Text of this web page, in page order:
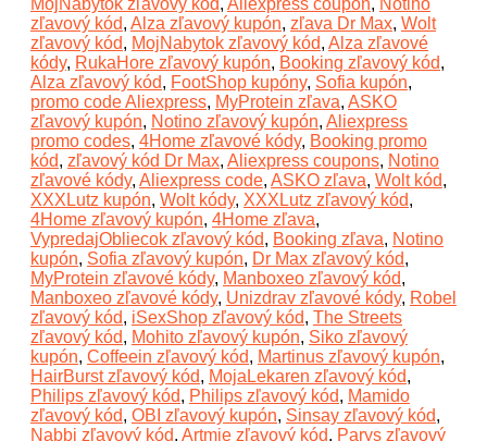
zľavový kód, Alza zľavový kupón, zľava Dr Max, Wolt
zľavový kód, MojNabytok zľavový kód, Alza zľavové
kódy, RukaHore zľavový kupón, Booking zľavový kód,
Alza zľavový kód, FootShop kupóny, Sofia kupón,
promo code Aliexpress, MyProtein zľava, ASKO
zľavový kupón, Notino zľavový kupón, Aliexpress
promo codes, 4Home zľavové kódy, Booking promo
kód, zľavový kód Dr Max, Aliexpress coupons, Notino
zľavové kódy, Aliexpress code, ASKO zľava, Wolt kód,
XXXLutz kupón, Wolt kódy, XXXLutz zľavový kód,
4Home zľavový kupón, 4Home zľava,
VypredajObliecok zľavový kód, Booking zľava, Notino
kupón, Sofia zľavový kupón, Dr Max zľavový kód,
MyProtein zľavové kódy, Manboxeo zľavový kód,
Manboxeo zľavové kódy, Unizdrav zľavové kódy, Robel
zľavový kód, iSexShop zľavový kód, The Streets
zľavový kód, Mohito zľavový kupón, Siko zľavový
kupón, Coffeein zľavový kód, Martinus zľavový kupón,
HairBurst zľavový kód, MojaLekaren zľavový kód,
Philips zľavový kód, Philips zľavový kód, Mamido
zľavový kód, OBI zľavový kupón, Sinsay zľavový kód,
Nabbi zľavový kód, Artmie zľavový kód, Parys zľavový